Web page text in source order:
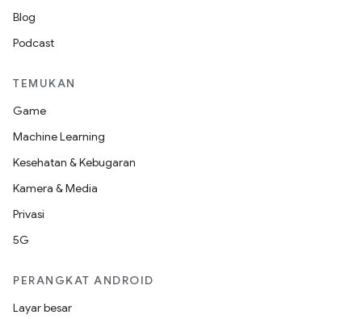
Blog
Podcast
TEMUKAN
Game
Machine Learning
Kesehatan & Kebugaran
Kamera & Media
Privasi
5G
PERANGKAT ANDROID
Layar besar